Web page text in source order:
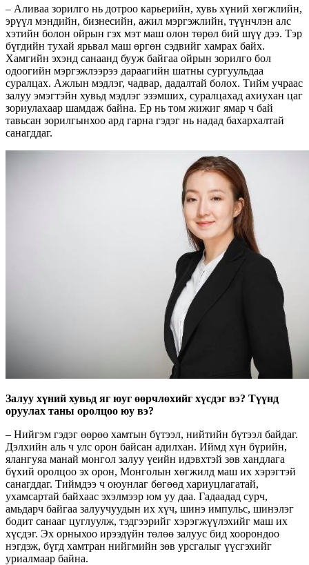
– Аливаа зорилго нь дотроо карьерийн, хувь хүний хөгжлийн,
эрүүл мэндийн, бизнесийн, ажил мэргэжлийн, түүнчлэн алс
хэтийн болон ойрын гэх мэт маш олон төрөл бий шүү дээ. Тэр
бүгдийн тухай ярьвал маш өргөн сэдвийг хамрах байх.
Хамгийн эхэнд санаанд бууж байгаа ойрын зорилго бол
одоогийн мэргэжлээрээ дараагийн шатны сургуульдаа
суралцах. Ажлын мэдлэг, чадвар, дадалтай болох. Тийм учраас
залуу эмэгтэйн хувьд мэдлэг эзэмших, суралцахад ахиухан цаг
зориулахаар шамдаж байна. Ер нь том жижиг ямар ч бай
тавьсан зорилгынхоо ард гарна гэдэг нь надад бахархалтай
санагддаг.
Залуу хүний хувьд яг юуг өөрчлөхийг хүсдэг вэ? Түүнд
оруулах таны оролцоо юу вэ?
– Нийгэм гэдэг өөрөө хамтын бүтээл, нийтийн бүтээл байдаг.
Дэлхийн аль ч улс орон байсан адилхан. Иймд хүн бүрийн,
ялангуяа манай монгол залуу үеийн идэвхтэй зөв хандлага
бүхий оролцоо эх орон, Монголын хөгжилд маш их хэрэгтэй
санагддаг. Тиймдээ ч оюунлаг бөгөөд хариуцлагатай,
ухамсартай байхаас эхэлмээр юм уу даа. Гадаадад сурч,
амьдарч байгаа залуучуудын их хүч, шинэ импульс, шинэлэг
бодит санааг цуглуулж, тэдгээрийг хэрэгжүүлэхийг маш их
хүсдэг. Эх орныхоо ирээдүйн төлөө залуус бид хоорондоо
нэгдэж, бүгд хамтран нийгмийн зөв урсгалыг үүсгэхийг
уриалмаар байна.